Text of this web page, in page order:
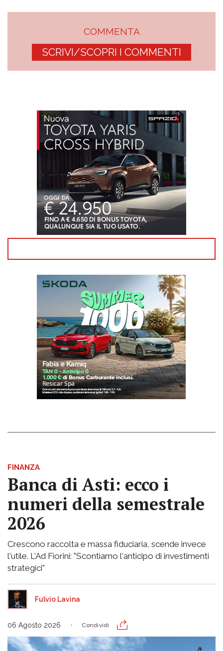
COMMENTA
SCRIVI/SCOPRI I COMMENTI
FINANZA
Banca di Asti: ecco i
numeri della semestrale
2026
Crescono raccolta e massa fiduciaria, scende invece
l'utile. L'Ad Fiorini: "Scontiamo l'anticipo di investimenti
strategici"
Fulvio Lavina
06 Agosto 2026 Condividi